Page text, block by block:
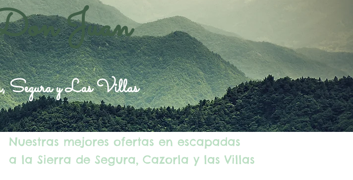
Nuestras mejores ofertas en escapadas
a la Sierra de Segura, Cazorla y las Villas
Juan
Segura y Las Villas